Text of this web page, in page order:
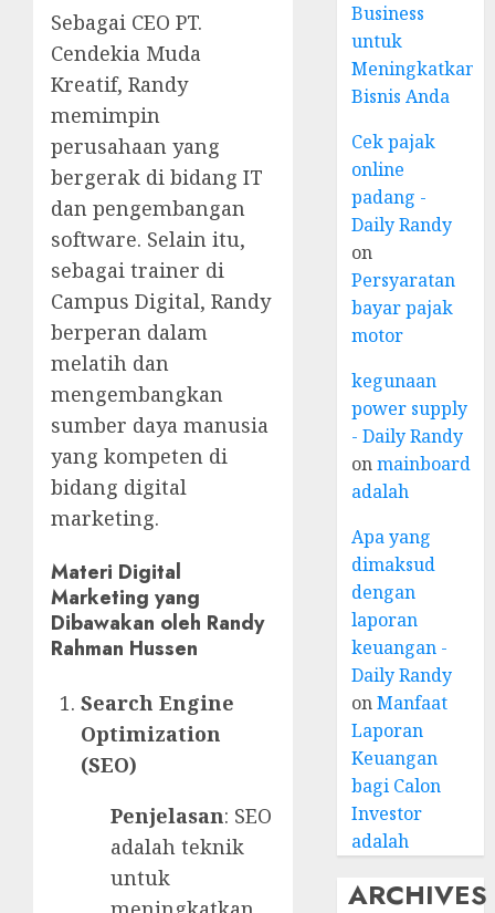
Sebagai CEO PT.
Cendekia Muda
Kreatif, Randy
memimpin
perusahaan yang
bergerak di bidang IT
dan pengembangan
software. Selain itu,
sebagai trainer di
Campus Digital, Randy
berperan dalam
melatih dan
mengembangkan
sumber daya manusia
yang kompeten di
bidang digital
marketing.
Materi Digital
Marketing yang
Dibawakan oleh Randy
Rahman Hussen
Search Engine
Optimization
(SEO)
Penjelasan: SEO
adalah teknik
untuk
Business
untuk
Meningkatkan
Bisnis Anda
Cek pajak
online
padang -
Daily Randy
on
Persyaratan
bayar pajak
motor
kegunaan
power supply
- Daily Randy
onmainboard
adalah
Apa yang
dimaksud
dengan
laporan
keuangan -
Daily Randy
onManfaat
Laporan
Keuangan
bagi Calon
Investor
adalah
ARCHIVES